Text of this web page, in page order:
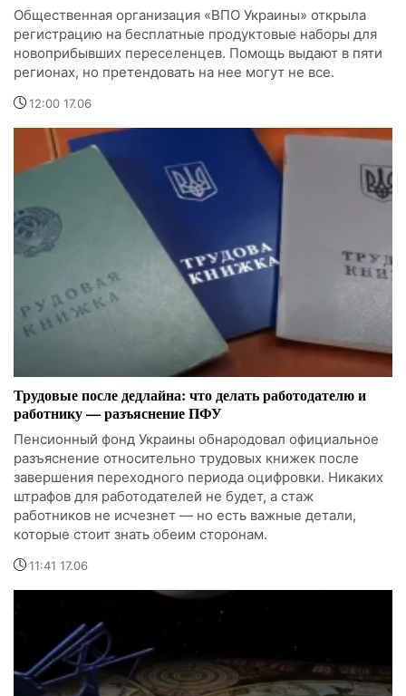
Общественная организация «ВПО Украины» открыла
регистрацию на бесплатные продуктовые наборы для
новоприбывших переселенцев. Помощь выдают в пяти
регионах, но претендовать на нее могут не все.
12:00 17.06
Трудовые после дедлайна: что делать работодателю и
работнику — разъяснение ПФУ
Пенсионный фонд Украины обнародовал официальное
разъяснение относительно трудовых книжек после
завершения переходного периода оцифровки. Никаких
штрафов для работодателей не будет, а стаж
работников не исчезнет — но есть важные детали,
которые стоит знать обеим сторонам.
11:41 17.06